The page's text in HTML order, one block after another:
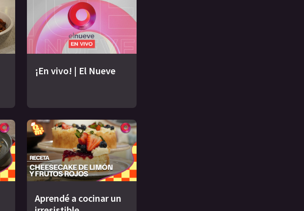
¡En vivo! | El Nueve
Aprendé a cocinar un